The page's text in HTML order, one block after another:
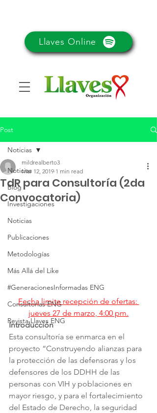
Llaves Online
Post
Noticias
Blog
Investigaciones
Noticias
Publicaciones
Metodologías
Más Allá del Like
#GeneracionesInformadas ENG
Consultorias ENG
Revista Llaves ENG
Noticias
TdR para Consultoría (2da
Convocatoria)
mildrealberto3
Mar 12, 2019 1 min read
Fecha limite recepción de ofertas:
jueves 27 de marzo, 4:00 pm.
Introducción
Esta consultoría se enmarca en el
proyecto “Construyendo alianzas para
la protección de las defensoras y los
defensores de los DDHH de las
personas con VIH y poblaciones en
mayor riesgo, y para el fortalecimiento
del Estado de Derecho, la seguridad